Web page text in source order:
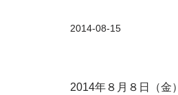
2014-08-15
2014年８月８日（金